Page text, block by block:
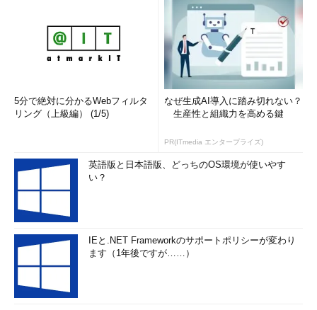
5分で絶対に分かるWebフィルタ
リング（上級編） (1/5)
なぜ生成AI導入に踏み切れない？
生産性と組織力を高める鍵
PR(ITmedia エンタープライズ)
英語版と日本語版、どっちのOS環境が使いやす
い？
IEと.NET Frameworkのサポートポリシーが変わり
ます（1年後ですが……）